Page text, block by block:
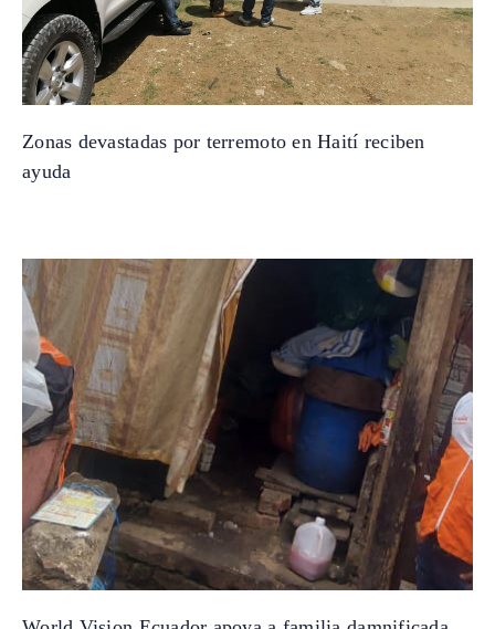
Zonas devastadas por terremoto en Haití reciben
ayuda